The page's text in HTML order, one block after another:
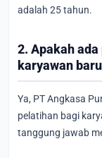
adalah 25 tahun.
2. Apakah
karyawan
Ya, PT Angkasa
pelatihan bagi
tanggung jawab